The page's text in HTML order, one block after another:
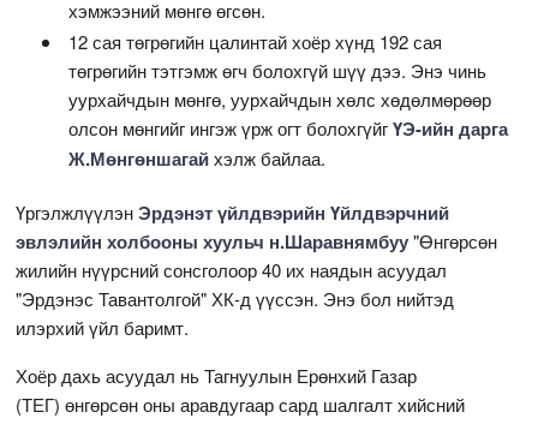
хэмжээний мөнгө өгсөн.
12 сая төгрөгийн цалинтай хоёр хүнд 192 сая
төгрөгийн тэтгэмж өгч болохгүй шүү дээ. Энэ чинь
уурхайчдын мөнгө, уурхайчдын хөлс хөдөлмөрөөр
олсон мөнгийг ингэж үрж огт болохгүйгҮЭ-ийн дарга
Ж.Мөнгөншагайхэлж байлаа.
ҮргэлжлүүлэнЭрдэнэт үйлдвэрийн Үйлдвэрчний
эвлэлийн холбооны хуульч н.Шаравнямбуу"Өнгөрсөн
жилийн нүүрсний сонсголоор 40 их наядын асуудал
"Эрдэнэс Тавантолгой" ХК-д үүссэн. Энэ бол нийтэд
илэрхий үйл баримт.
Хоёр дахь асуудал нь Тагнуулын Ерөнхий Газар
(ТЕГ) өнгөрсөн оны аравдугаар сард шалгалт хийсний